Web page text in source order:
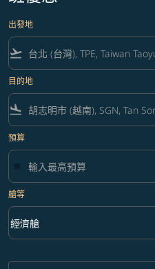
出發地
flight_takeoff
目的地
flight_land
預算
艙等
艙等 option 經濟艙 Selected
經濟艙
keyboard_arrow_down